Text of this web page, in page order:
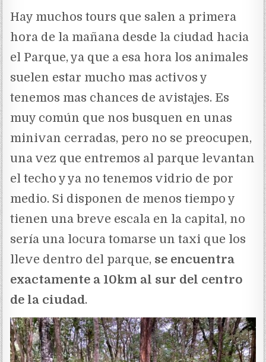
Hay muchos tours que salen a primera
hora de la mañana desde la ciudad hacia
el Parque, ya que a esa hora los animales
suelen estar mucho mas activos y
tenemos mas chances de avistajes. Es
muy común que nos busquen en unas
minivan cerradas, pero no se preocupen,
una vez que entremos al parque levantan
el techo y ya no tenemos vidrio de por
medio. Si disponen de menos tiempo y
tienen una breve escala en la capital, no
sería una locura tomarse un taxi que los
lleve dentro del parque, se encuentra
exactamente a 10km al sur del centro
de la ciudad.